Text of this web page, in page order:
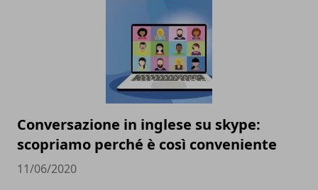
Conversazione in inglese su skype:
scopriamo perché è così conveniente
11/06/2020